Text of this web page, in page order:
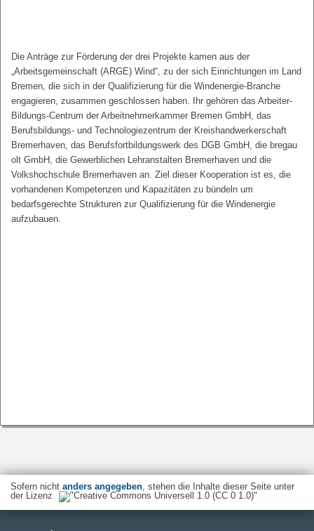
Die Anträge zur Förderung der drei Projekte kamen aus der
„Arbeitsgemeinschaft (ARGE) Wind“, zu der sich Einrichtungen im Land
Bremen, die sich in der Qualifizierung für die Windenergie-Branche
engagieren, zusammen geschlossen haben. Ihr gehören das Arbeiter-
Bildungs-Centrum der Arbeitnehmerkammer Bremen GmbH, das
Berufsbildungs- und Technologiezentrum der Kreishandwerkerschaft
Bremerhaven, das Berufsfortbildungswerk des DGB GmbH, die bregau
olt GmbH, die Gewerblichen Lehranstalten Bremerhaven und die
Volkshochschule Bremerhaven an. Ziel dieser Kooperation ist es, die
vorhandenen Kompetenzen und Kapazitäten zu bündeln um
bedarfsgerechte Strukturen zur Qualifizierung für die Windenergie
aufzubauen.
Sofern nicht anders angegeben, stehen die Inhalte dieser Seite unter
der Lizenz